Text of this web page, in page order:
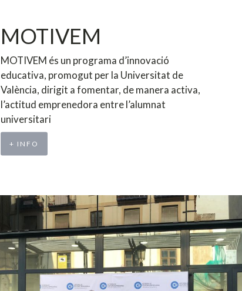
MOTIVEM
MOTIVEM és un programa d’innovació
educativa, promogut per la Universitat de
València, dirigit a fomentar, de manera activa,
l’actitud emprenedora entre l’alumnat
universitari
+ INFO